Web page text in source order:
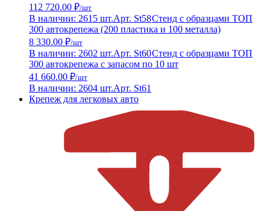
112 720.00 ₽/шт
В наличии: 2615 шт.Арт. St58Стенд с образцами ТОП
300 автокрепежа (200 пластика и 100 металла)
8 330.00 ₽/шт
В наличии: 2602 шт.Арт. St60Стенд с образцами ТОП
300 автокрепежа с запасом по 10 шт
41 660.00 ₽/шт
В наличии: 2604 шт.Арт. St61
Крепеж для легковых авто